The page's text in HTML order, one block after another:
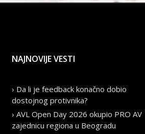
NAJNOVIJE VESTI
› Da li je feedback konačno dobio
dostojnog protivnika?
› AVL Open Day 2026 okupio PRO AV
zajednicu regiona u Beogradu